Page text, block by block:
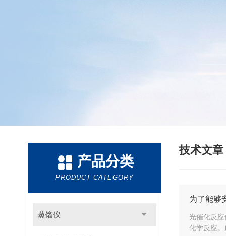
产品分类
PRODUCT CATEGORY
蒸馏仪
技术文章
为了能够
光催化反
化学反应